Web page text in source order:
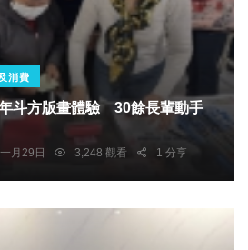
消費
斗方版畫體驗 30餘長輩動手
月29日 3,248 觀看 1 分享